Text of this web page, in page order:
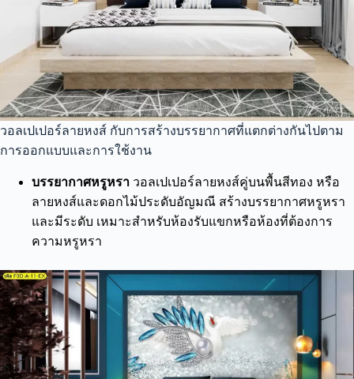
วอลเปเปอร์ลายหงส์ กับการสร้างบรรยากาศที่แตกต่างกันไปตาม
การออกแบบและการใช้งาน
บรรยากาศหรูหรา วอลเปเปอร์ลายหงส์คู่บนพื้นสีทอง หรือ
ลายหงส์และดอกไม้ประดับอัญมณี สร้างบรรยากาศหรูหรา
และมีระดับ เหมาะสำหรับห้องรับแขกหรือห้องที่ต้องการ
ความหรูหรา